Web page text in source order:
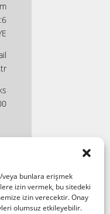
bunlara erişmek
izin vermek, bu sitedeki
izin verecektir. Onay
olumsuz etkileyebilir.